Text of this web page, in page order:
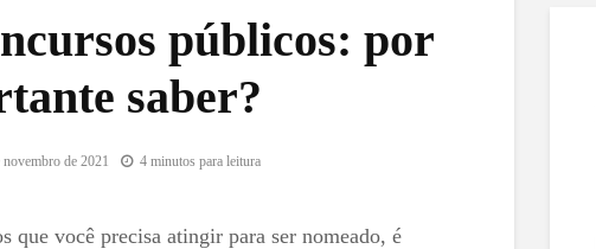
públicos: por
saber?
novembro de 2021 4 minutos para leitura
que você precisa atingir para ser nomeado, é